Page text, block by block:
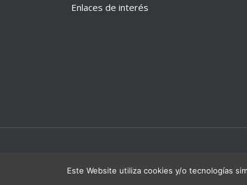
Enlaces de interés
Este Website utiliza cookies y/o tecnologías